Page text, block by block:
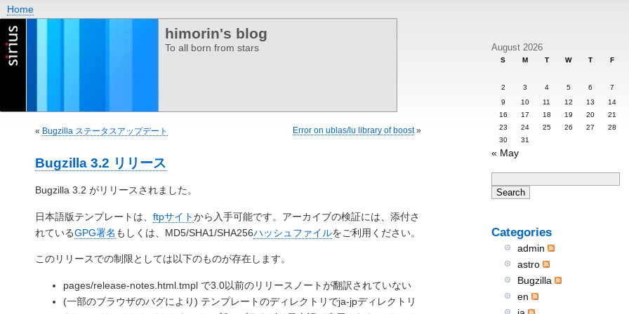
Home
himorin's blog
To all born from stars
« Bugzilla ステータスアップデート Error on ublas/lu library of boost»
Bugzilla 3.2 リリース
Bugzilla 3.2 がリリースされました。
日本語版テンプレートは、 ftpサイトから入手可能です。アーカイブの検証には、添付さ
れているGPG署名 もしくは、MD5/SHA1/SHA256ハッシュファイルをご利用ください。
このリリースでの制限としては以下のものが存在します。
pages/release-notes.html.tmpl で3.0以前のリリースノートが翻訳されていない
(一部のブラウザのバグにより) テンプレートのディレクトリでja-jpディレクトリ
August 2026
S M T W T F
2
3 4 5 6 7
9 10 11 12 13 14
16
17 18 19 20 21
23
24 25 26 27 28
30
31
« May
Categories
admin
astro
Bugzilla
en